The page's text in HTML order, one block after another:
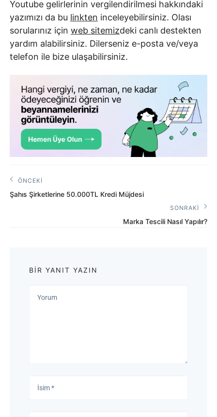
Youtube gelirlerinin vergilendirilmesi hakkındaki
yazımızı da bu linkten inceleyebilirsiniz. Olası
sorularınız için web sitemizdeki canlı destekten
yardım alabilirsiniz. Dilerseniz e-posta ve/veya
telefon ile bize ulaşabilirsiniz.
Yazı
gezinmesi
ÖNCEKI
Önceki
Şahıs Şirketlerine 50.000TL Kredi Müjdesi
SONRAKI
Sonraki
Marka Tescili Nasıl Yapılır?
BIR YANIT YAZIN